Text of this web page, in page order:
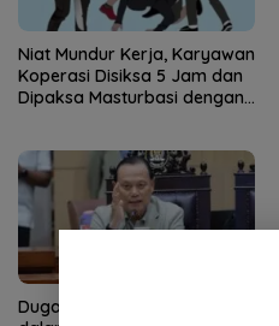
Niat Mundur Kerja, Karyawan
Koperasi Disiksa 5 Jam dan
Dipaksa Masturbasi dengan
Dugaan Pelibatan Anak